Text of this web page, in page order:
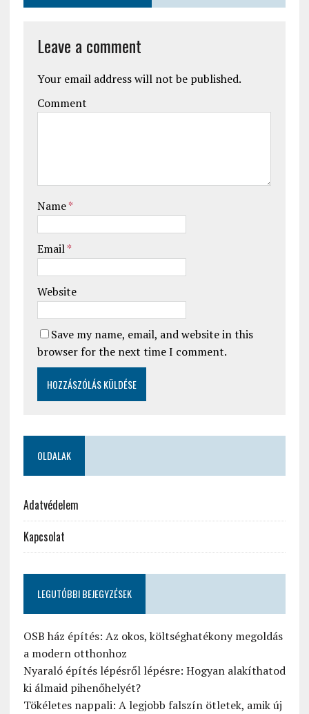
Leave a comment
Your email address will not be published.
Comment
Name*
Email*
Website
Save my name, email, and website in this
browser for the next time I comment.
OLDALAK
Adatvédelem
Kapcsolat
LEGUTÓBBI BEJEGYZÉSEK
OSB ház építés: Az okos, költséghatékony megoldás
a modern otthonhoz
Nyaraló építés lépésről lépésre: Hogyan alakíthatod
ki álmaid pihenőhelyét?
Tökéletes nappali: A legjobb falszín ötletek, amik új